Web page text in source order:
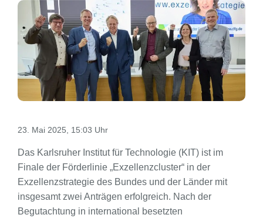
23. Mai 2025, 15:03 Uhr
Das Karlsruher Institut für Technologie (KIT) ist im
Finale der Förderlinie „Exzellenzcluster“ in der
Exzellenzstrategie des Bundes und der Länder mit
insgesamt zwei Anträgen erfolgreich. Nach der
Begutachtung in international besetzten